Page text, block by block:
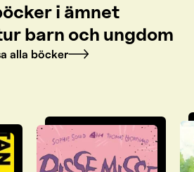
i ämnet
barn och ungdom
alla böcker